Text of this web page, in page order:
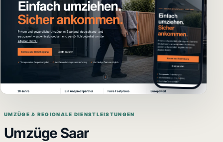
UMZÜGE & REGIONALE DIENSTLEISTUNGEN
Umzüge Saar